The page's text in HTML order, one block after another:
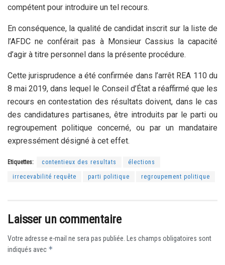
compétent pour introduire un tel recours.
En conséquence, la qualité de candidat inscrit sur la liste de
l’AFDC ne conférait pas à Monsieur Cassius la capacité
d’agir à titre personnel dans la présente procédure.
Cette jurisprudence a été confirmée dans l’arrêt REA 110 du
8 mai 2019, dans lequel le Conseil d’État a réaffirmé que les
recours en contestation des résultats doivent, dans le cas
des candidatures partisanes, être introduits par le parti ou
regroupement politique concerné, ou par un mandataire
expressément désigné à cet effet.
Etiquettes: contentieux des resultats élections
irrecevabilité requête parti politique regroupement politique
Laisser un commentaire
Votre adresse e-mail ne sera pas publiée.
Les champs obligatoires sont
indiqués avec *